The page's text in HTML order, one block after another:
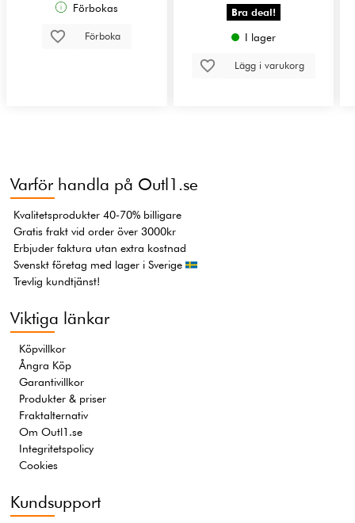
Förbokas
Förboka
Bra deal!
I lager
Lägg i varukorg
Varför handla på Outl1.se
Kvalitetsprodukter 40-70% billigare
Gratis frakt vid order över 3000kr
Erbjuder faktura utan extra kostnad
Svenskt företag med lager i Sverige
Trevlig kundtjänst!
Viktiga länkar
Köpvillkor
Ångra Köp
Garantivillkor
Produkter & priser
Fraktalternativ
Om Outl1.se
Integritetspolicy
Cookies
Kundsupport